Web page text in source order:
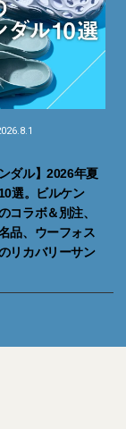
ダル】2026年夏
選。ビルケン
コラボ＆別注、
品、ウーフォス
リカバリーサン